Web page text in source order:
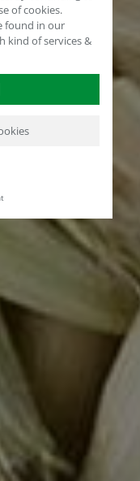
of cookies.
found in our
kind of services &